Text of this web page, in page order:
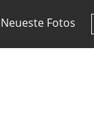
Neueste Fotos